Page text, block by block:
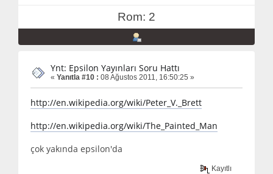
Rom: 2
Ynt: Epsilon Yayınları Soru Hattı
« Yanıtla #10 : 08 Ağustos 2011, 16:50:25 »
http://en.wikipedia.org/wiki/Peter_V._Brett
http://en.wikipedia.org/wiki/The_Painted_Man
çok yakında epsilon'da
Kayıtlı